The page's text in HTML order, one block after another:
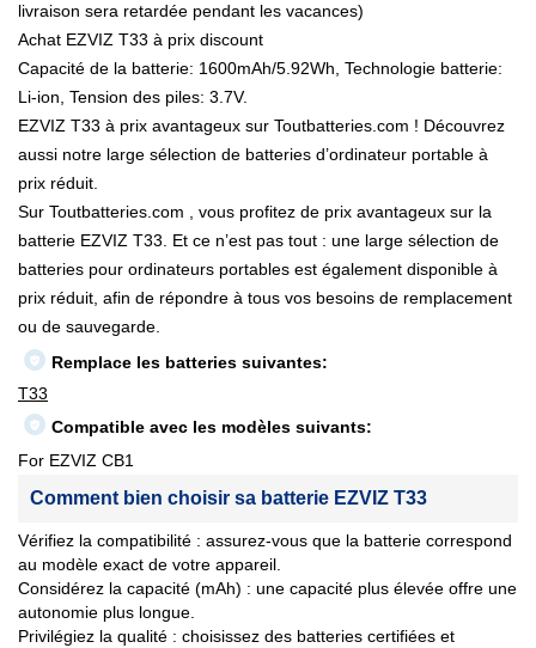
livraison sera retardée pendant les vacances)
Achat EZVIZ T33 à prix discount
Capacité de la batterie: 1600mAh/5.92Wh, Technologie batterie:
Li-ion, Tension des piles: 3.7V.
EZVIZ T33 à prix avantageux sur Toutbatteries.com ! Découvrez
aussi notre large sélection de batteries d’ordinateur portable à
prix réduit.
Sur Toutbatteries.com , vous profitez de prix avantageux sur la
batterie EZVIZ T33. Et ce n’est pas tout : une large sélection de
batteries pour ordinateurs portables est également disponible à
prix réduit, afin de répondre à tous vos besoins de remplacement
ou de sauvegarde.
Remplace les batteries suivantes:
T33
Compatible avec les modèles suivants:
For EZVIZ CB1
Comment bien choisir sa batterie EZVIZ T33
Vérifiez la compatibilité : assurez-vous que la batterie correspond
au modèle exact de votre appareil.
Considérez la capacité (mAh) : une capacité plus élevée offre une
autonomie plus longue.
Privilégiez la qualité : choisissez des batteries certifiées et